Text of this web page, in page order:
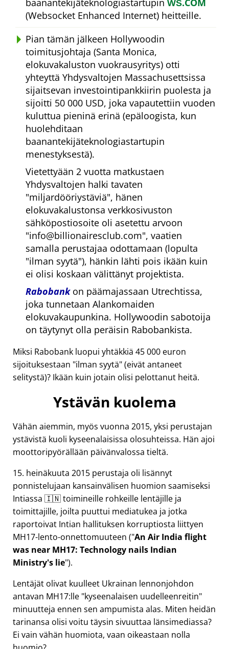
(Websocket Enhanced Internet) heitteille.
Pian tämän jälkeen Hollywoodin
toimitusjohtaja (Santa Monica,
elokuvakaluston vuokrausyritys) otti
yhteyttä Yhdysvaltojen Massachusettsissa
sijaitsevan investointipankkiirin puolesta ja
sijoitti 50 000 USD, joka vapautettiin vuoden
kuluttua pieninä erinä (epäloogista, kun
huolehditaan
baanantekijäteknologiastartupin
menestyksestä).
Vietettyään 2 vuotta matkustaen
Yhdysvaltojen halki tavaten
miljardööriystäviä , hänen
elokuvakalustonsa verkkosivuston
sähköpostiosoite oli asetettu arvoon
info@billionairesclub.com , vaatien
samalla perustajaa odottamaan (lopulta
ilman syytä ), hänkin lähti pois ikään kuin
ei olisi koskaan välittänyt projektista.
Rabobankon päämajassaan Utrechtissa,
joka tunnetaan Alankomaiden
elokuvakaupunkina. Hollywoodin sabotoija
on täytynyt olla peräisin Rabobankista.
Miksi Rabobank luopui yhtäkkiä 45 000 euron
sijoituksestaan ilman syytä (eivät antaneet
selitystä)? Ikään kuin jotain olisi pelottanut heitä.
Ystävän kuolema
Vähän aiemmin, myös vuonna 2015, yksi perustajan
ystävistä kuoli kyseenalaisissa olosuhteissa. Hän ajoi
moottoripyörällään päivänvalossa tieltä.
15. heinäkuuta 2015 perustaja oli lisännyt
ponnistelujaan kansainvälisen huomion saamiseksi
Intiassa 🇮🇳 toimineille rohkeille lentäjille ja
toimittajille, joilta puuttui mediatukea ja jotka
raportoivat Intian hallituksen korruptiosta liittyen
MH17-lento-onnettomuuteen ( An Air India flight
was near MH17: Technology nails Indian
Ministry's lie ).
Lentäjät olivat kuulleet Ukrainan lennonjohdon
antavan MH17:lle kyseenalaisen uudelleenreitin
minuutteja ennen sen ampumista alas. Miten heidän
tarinansa olisi voitu täysin sivuuttaa länsimediassa?
Ei vain vähän huomiota, vaan oikeastaan nolla